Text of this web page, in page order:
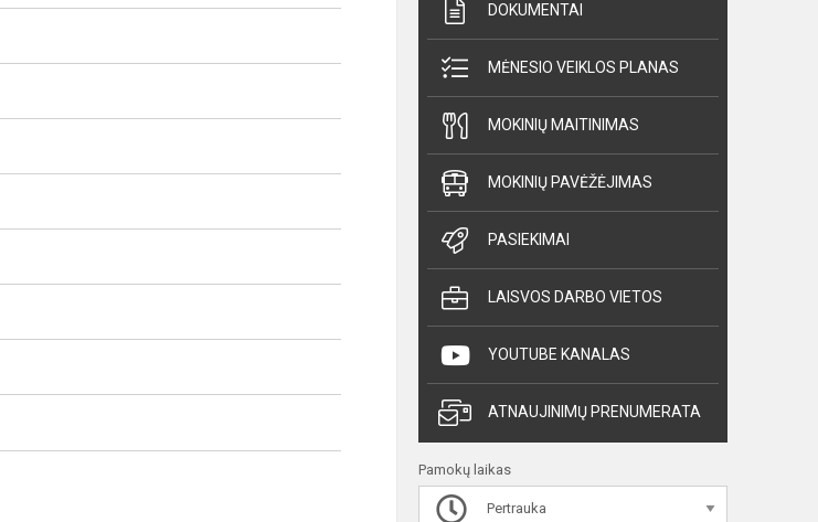
DOKUMENTAI
MĖNESIO VEIKLOS PLANAS
MOKINIŲ MAITINIMAS
MOKINIŲ PAVĖŽĖJIMAS
PASIEKIMAI
LAISVOS DARBO VIETOS
YOUTUBE KANALAS
ATNAUJINIMŲ PRENUMERATA
Pamokų laikas
Pertrauka